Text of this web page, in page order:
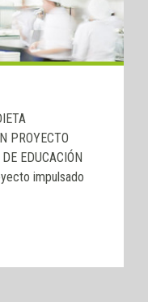
PROYECTO
EDUCACIÓN
impulsado